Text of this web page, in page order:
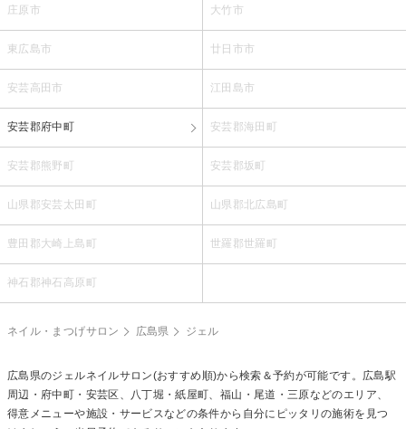
庄原市 大竹市
東広島市 廿日市市
安芸高田市 江田島市
安芸郡府中町 安芸郡海田町
安芸郡熊野町 安芸郡坂町
山県郡安芸太田町 山県郡北広島町
豊田郡大崎上島町 世羅郡世羅町
神石郡神石高原町
ネイル・まつげサロン 広島県 ジェル
広島県のジェルネイルサロン(おすすめ順)から検索＆予約が可能です。広島駅
周辺・府中町・安芸区、八丁堀・紙屋町、福山・尾道・三原などのエリア、
得意メニューや施設・サービスなどの条件から自分にピッタリの施術を見つ